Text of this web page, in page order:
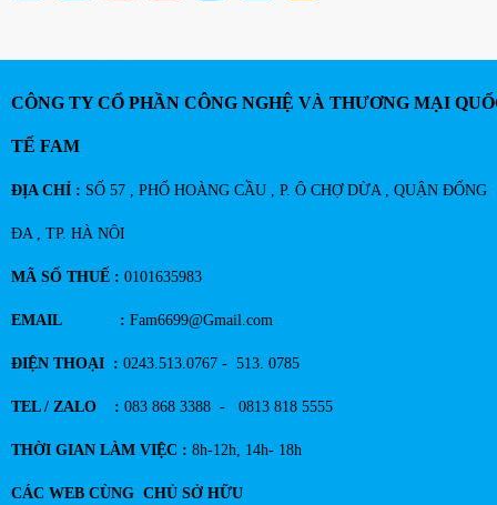
CÔNG TY CỔ PHẦN CÔNG NGHỆ VÀ THƯƠNG MẠI
TẾ FAM
ĐỊA CHỈ : SỐ 57 , PHỐ HOÀNG CẦU , P. Ô CHỢ DỪA , QUẬN ĐỐNG
ĐA , TP. HÀ NÔI
MÃ SỐ THUẾ : 0101635983
EMAIL : Fam6699@Gmail.com
ĐIỆN THOẠI : 0243.513.0767 - 513. 0785
TEL / ZALO : 083 868 3388 - 0813 818 5555
THỜI GIAN LÀM VIỆC : 8h-12h, 14h- 18h
CÁC WEB CÙNG CHỦ SỞ HỮU